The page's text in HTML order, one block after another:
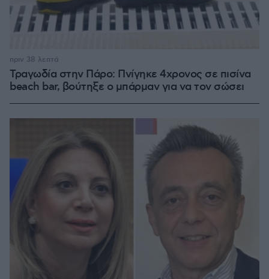
Τραγωδία στην Πάρο: Πνίγηκε 4χρονος σε πισίνα
beach bar, βούτηξε ο μπάρμαν για να τον σώσει
πριν 38 λεπτά